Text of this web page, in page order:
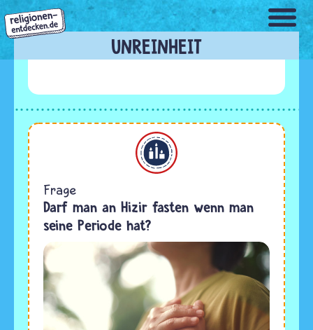
Direkt
zum
Inhalt
UNREINHEIT
Alevitentum
Frage
Darf man an Hizir fasten wenn man
seine Periode hat?